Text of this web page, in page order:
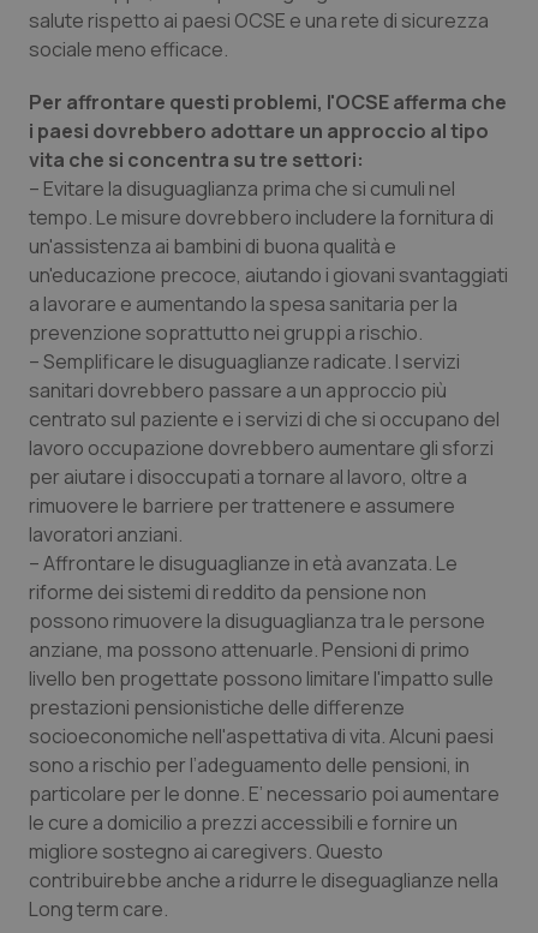
salute rispetto ai paesi OCSE e una rete di sicurezza
sociale meno efficace.
Per affrontare questi problemi, l'OCSE afferma che
i paesi dovrebbero adottare un approccio al tipo
vita che si concentra su tre settori:
– Evitare la disuguaglianza prima che si cumuli nel
tempo. Le misure dovrebbero includere la fornitura di
un'assistenza ai bambini di buona qualità e
un'educazione precoce, aiutando i giovani svantaggiati
a lavorare e aumentando la spesa sanitaria per la
prevenzione soprattutto nei gruppi a rischio.
– Semplificare le disuguaglianze radicate. I servizi
sanitari dovrebbero passare a un approccio più
centrato sul paziente e i servizi di che si occupano del
lavoro occupazione dovrebbero aumentare gli sforzi
per aiutare i disoccupati a tornare al lavoro, oltre a
rimuovere le barriere per trattenere e assumere
lavoratori anziani.
– Affrontare le disuguaglianze in età avanzata. Le
riforme dei sistemi di reddito da pensione non
possono rimuovere la disuguaglianza tra le persone
anziane, ma possono attenuarle. Pensioni di primo
livello ben progettate possono limitare l'impatto sulle
prestazioni pensionistiche delle differenze
socioeconomiche nell'aspettativa di vita. Alcuni paesi
sono a rischio per l’adeguamento delle pensioni, in
particolare per le donne. E’ necessario poi aumentare
le cure a domicilio a prezzi accessibili e fornire un
migliore sostegno ai caregivers. Questo
contribuirebbe anche a ridurre le diseguaglianze nella
Long term care.